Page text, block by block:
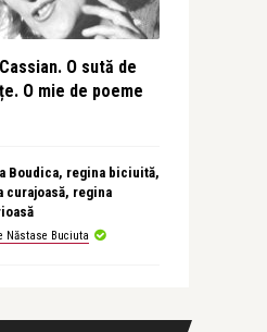
O sută de
O mie de poeme
Boudica, regina biciuită,
curajoasă, regina
Năstase Buciuta